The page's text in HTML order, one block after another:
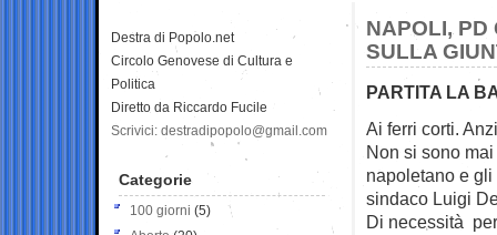
NAPOLI, PD
SULLA
PARTITA LA
Ai ferri corti.
Non si sono
napoletano e
sindaco Luigi
Di necessità
Destra di Popolo.net
Circolo Genovese di Cultura e
Politica
Diretto da Riccardo Fucile
Scrivici: destradipopolo@gmail.com
Categorie
100 giorni (5)